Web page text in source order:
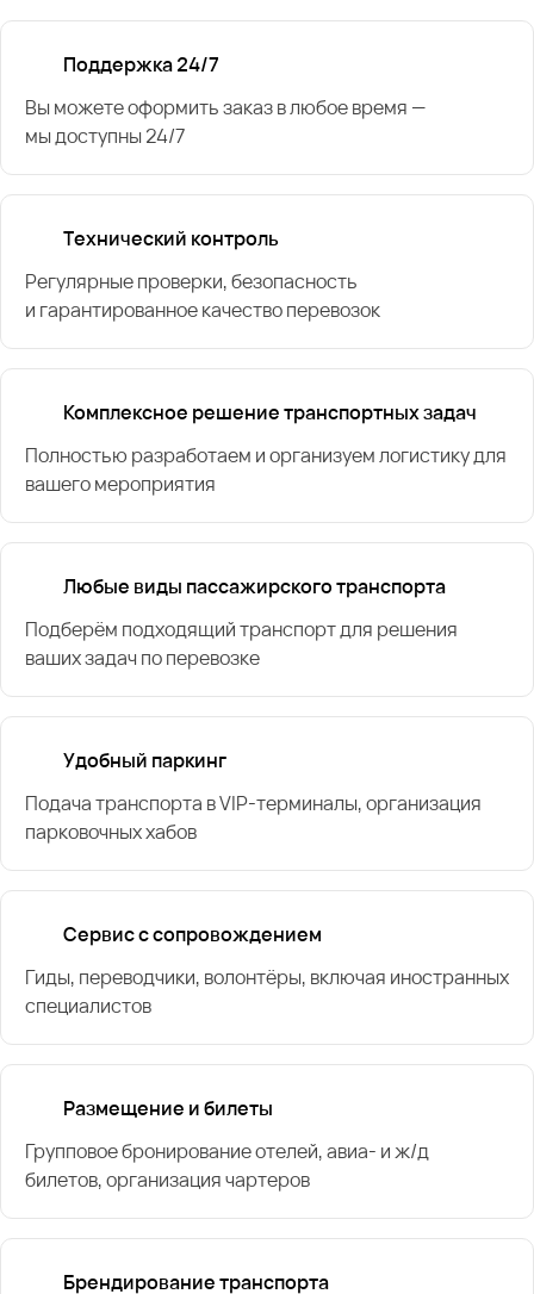
Поддержка 24/7
Вы можете оформить заказ в любое время —
мы доступны 24/7
Технический контроль
Регулярные проверки, безопасность
и гарантированное качество перевозок
Комплексное решение транспортных задач
Полностью разработаем и организуем логистику для
вашего мероприятия
Любые виды пассажирского транспорта
Подберём подходящий транспорт для решения
ваших задач по перевозке
Удобный паркинг
Подача транспорта в VIP-терминалы, организация
парковочных хабов
Сервис с сопровождением
Гиды, переводчики, волонтёры, включая иностранных
специалистов
Размещение и билеты
Групповое бронирование отелей, авиа- и ж/д
билетов, организация чартеров
Брендирование транспорта